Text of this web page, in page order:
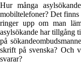
Hur många
mobiltelefoner? Det
ringer upp om man
asylsökande har tillgång
på
skrift på svenska? Och
svarar?